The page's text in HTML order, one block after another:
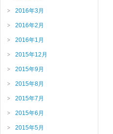
2016年3月
2016年2月
2016年1月
2015年12月
2015年9月
2015年8月
2015年7月
2015年6月
2015年5月